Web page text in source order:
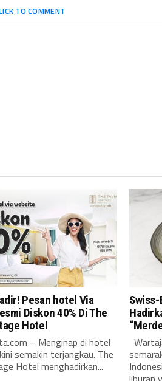
TO COMMENT
Pesan hotel Via
Diskon 40% Di The
Hotel
– Menginap di hotel
semakin terjangkau. The
Hotel menghadirkan...